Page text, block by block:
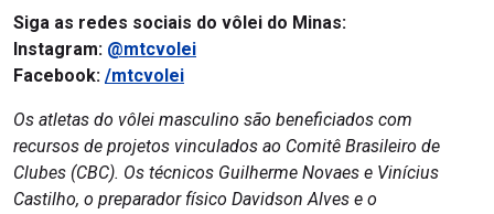
Siga as redes sociais do vôlei do Minas:
Instagram: @mtcvolei
Facebook: /mtcvolei
Os atletas do vôlei masculino são beneficiados com
recursos de projetos vinculados ao Comitê Brasileiro de
Clubes (CBC). Os técnicos Guilherme Novaes e Vinícius
Castilho, o preparador físico Davidson Alves e o